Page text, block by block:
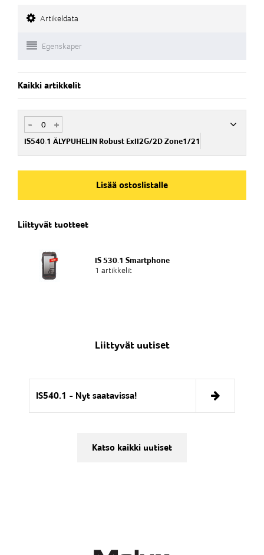
Artikeldata
Egenskaper
Kaikki artikkelit
+
-
IS540.1 ÄLYPUHELIN Robust ExII2G/2D Zone1/21
Nim. Nro
Lisää ostoslistalle
Liittyvät tuotteet
IS 530.1 Smartphone
1 artikkelit
Liittyvät uutiset
IS540.1 - Nyt saatavissa!
Katso kaikki uutiset